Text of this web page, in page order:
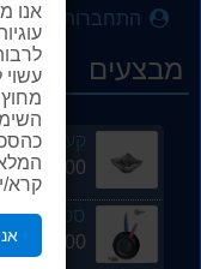
אנו
עשוי
קרא/
התחברות
מבצעים
13.00 ₪
164.00 ₪
2.00 ₪
118.00 ₪